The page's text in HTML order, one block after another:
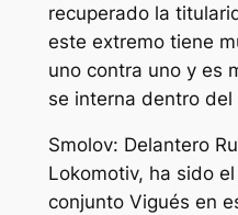
recuperado la
este extremo tiene
uno contra uno y es
se interna dentro del
Smolov: Delantero
Lokomotiv, ha sido
conjunto Vigués en